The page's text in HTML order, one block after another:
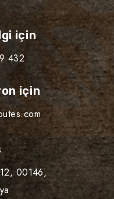
için
432
için
00146,